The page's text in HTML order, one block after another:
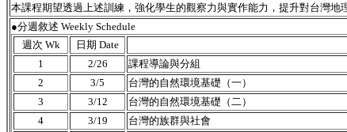
本課程期望透過上述訓練，強化學生的觀察力與實作能力，提升對台灣
●分週敘述 Weekly Schedule
週次 Wk
日期 Date
1
2/26
課程導論與分組
2
3/5
台灣的自然環境基礎（一）
3
3/12
台灣的自然環境基礎（二）
4
3/19
台灣的族群與社會